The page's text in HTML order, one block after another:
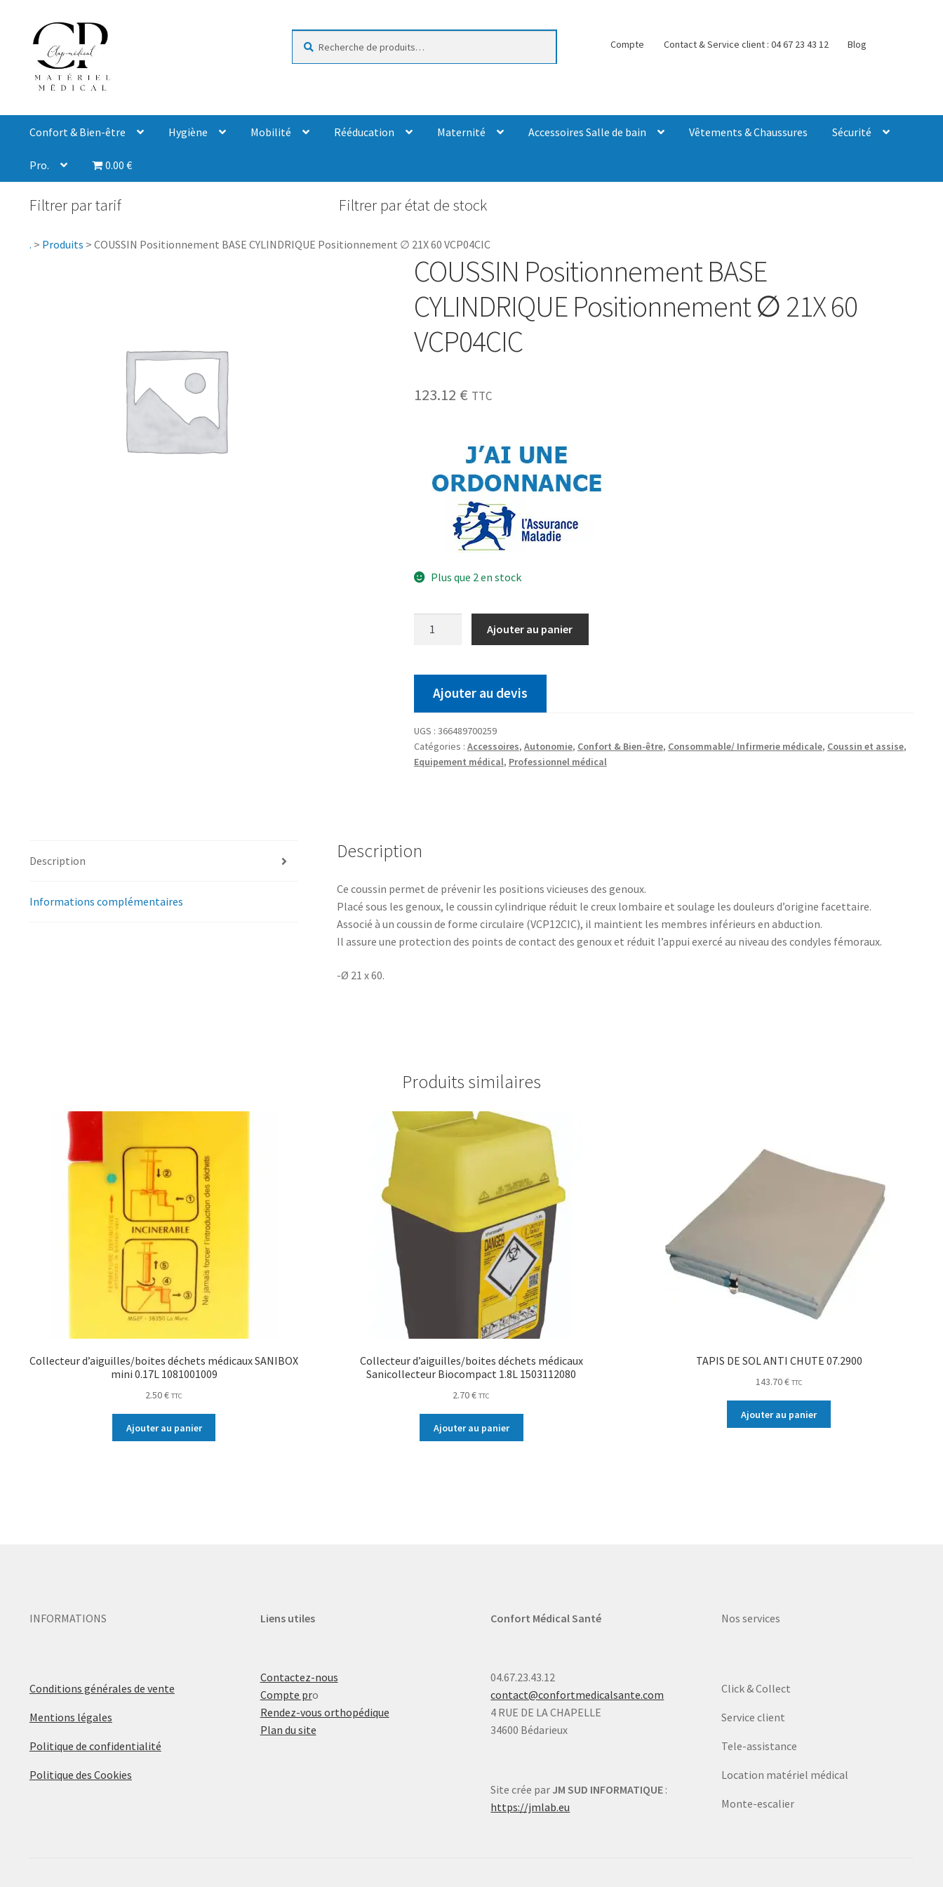
Compte Contact & Service client : 04 67 23 43 12 Blog
Confort & Bien-être Hygiène Mobilité Rééducation Maternité Accessoires Salle de bain Vêtements & Chaussures Sécurité
Pro. 0.00 €
Filtrer par tarif Filtrer par état de stock
. > Produits > COUSSIN Positionnement BASE CYLINDRIQUE Positionnement ∅ 21X 60 VCP04CIC
COUSSIN Positionnement BASE
CYLINDRIQUE Positionnement ∅ 21X 60
VCP04CIC
123.12 € TTC
Plus que 2 en stock
Ajouter au panier
Ajouter au devis
UGS : 366489700259
Catégories : Accessoires, Autonomie, Confort & Bien-être, Consommable/ Infirmerie médicale, Coussin et assise,
Equipement médical, Professionnel médical
Description
Informations complémentaires
Description
Ce coussin permet de prévenir les positions vicieuses des genoux.
Placé sous les genoux, le coussin cylindrique réduit le creux lombaire et soulage les douleurs d’origine facettaire.
Associé à un coussin de forme circulaire (VCP12CIC), il maintient les membres inférieurs en abduction.
Il assure une protection des points de contact des genoux et réduit l’appui exercé au niveau des condyles fémoraux.
-Ø 21 x 60.
Produits similaires
Collecteur d’aiguilles/boites déchets médicaux SANIBOX
mini 0.17L 1081001009
2.50€ TTC
Ajouter au panier
Collecteur d’aiguilles/boites déchets médicaux
Sanicollecteur Biocompact 1.8L 1503112080
2.70€ TTC
Ajouter au panier
TAPIS DE SOL ANTI CHUTE 07.2900
143.70€ TTC
Ajouter au panier
INFORMATIONS
Conditions générales de vente
Mentions légales
Politique de confidentialité
Politique des Cookies
Liens utiles
Contactez-nous
Compte pro
Rendez-vous orthopédique
Plan du site
Confort Médical Santé
04.67.23.43.12
contact@confortmedicalsante.com
4 RUE DE LA CHAPELLE
34600 Bédarieux
Site crée par JM SUD INFORMATIQUE :
https://jmlab.eu
Nos services
Click & Collect
Service client
Tele-assistance
Location matériel médical
Monte-escalier